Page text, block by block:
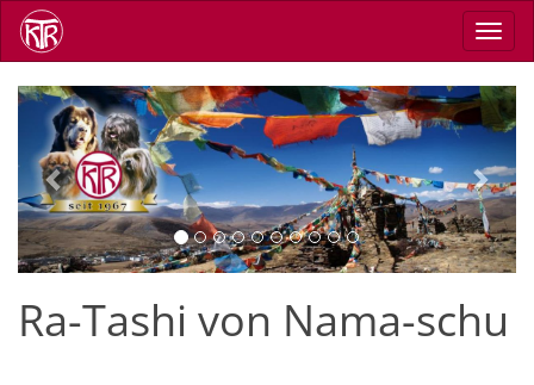
Skip
main
Previous Next
Ra-Tashi von Nama-schu